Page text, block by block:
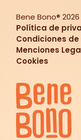
Bene Bono® 2026
Política de
Condiciones
Menciones
Cookies